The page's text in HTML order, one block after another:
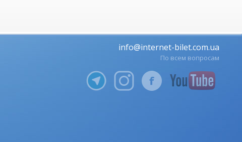
info@internet-bilet.com.ua
По всем вопросам